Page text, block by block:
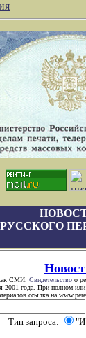
как СМИ. Свидетельство о
2001 года. При полном или
ссылка на
Тип запроса: